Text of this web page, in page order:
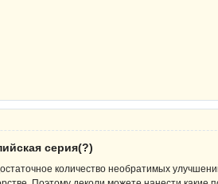
серия(?)
количество необратимых